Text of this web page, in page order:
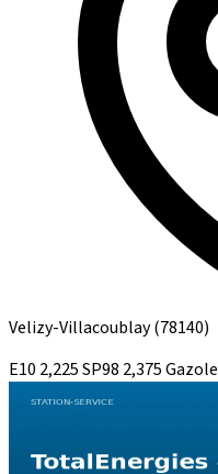
Velizy-Villacoublay(78140)
E10 2,225SP98 2,375Gazole